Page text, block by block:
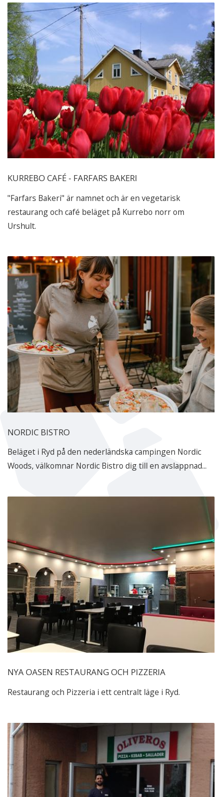
KURREBO CAFÉ - FARFARS BAKERI
"Farfars Bakeri" är namnet och är en vegetarisk
restaurang och café beläget på Kurrebo norr om
Urshult.
NORDIC BISTRO
Beläget i Ryd på den nederländska campingen Nordic
Woods, välkomnar Nordic Bistro dig till en avslappnad...
NYA OASEN RESTAURANG OCH PIZZERIA
Restaurang och Pizzeria i ett centralt läge i Ryd.